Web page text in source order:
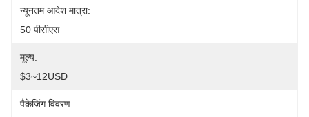
न्यूनतम आदेश मात्रा:
50 पीसीएस
मूल्य:
$3~12USD
पैकेजिंग विवरण: